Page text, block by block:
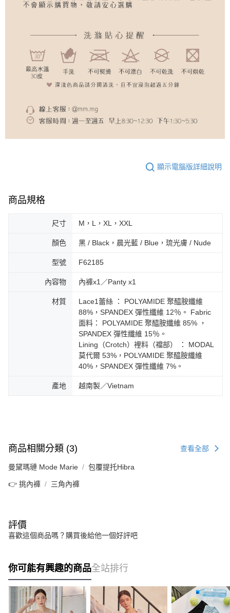
顯示電腦版詳細說明
商品規格
尺寸 M，L，XL，XXL
顏色 黑 / Black，晨光藍 / Blue，琉光膚 / Nude
型號 F62185
內容物 內褲x1／Panty x1
材質
Lace1蕾絲 ： POLYAMIDE 聚醯胺纖維
88%，SPANDEX 彈性纖維 12％。 Fabric
面料： POLYAMIDE 聚醯胺纖維 85% ，
SPANDEX 彈性纖維 15％。
Lining（Crotch）裡料（襠部） ： MODAL
莫代爾 53%，POLYAMIDE 聚醯胺纖維
40%，SPANDEX 彈性纖維 7%。
產地 越南製／Vietnam
商品相關分類 (3) 查看全部
曼黛瑪璉 Mode Marie 包覆提托Hibra
👉 挑內褲 三角內褲
評價
喜歡這個商品嗎？購買後給他一個好評吧
你可能有興趣的商品全站排行